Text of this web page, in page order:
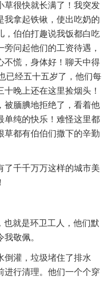
草很快就长满了！我突发
我拿起铁锹，使出吃奶的
，伯伯打趣说我饭都白吃
问起他们的工资待遇，
不慌，身体好！聊天中得
已经五十五岁了，他们每
晚上还在这里捡烟头！
被腼腆地拒绝了，看着他
单纯的快乐！难怪这里都
草都有伯伯们撒下的辛勤
千千万万这样的城市美
就是环卫工人，他们默
敬佩。
灌，垃圾堵住了排水
进行清理。他们一个个穿